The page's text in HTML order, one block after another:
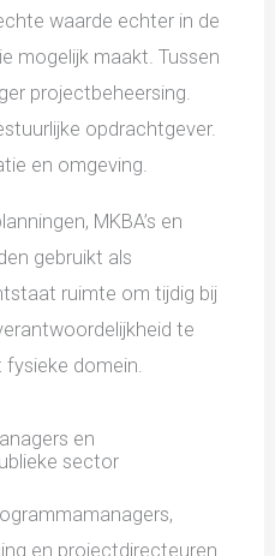
waarde echter in de
mogelijk maakt. Tussen
projectbeheersing.
opdrachtgever.
en omgeving.
MKBA’s en
gebruikt als
ruimte om tijdig bij
te
domein.
en
sector
en projectdirecteuren